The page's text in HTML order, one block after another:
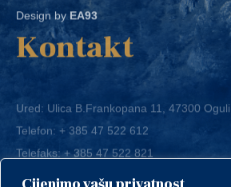
Kontakt
Ured: Ulica B.Frankopana 11, 47300 Ogulin
Telefon:+ 385 47 522 612
Telefaks: + 385 47 522 821
E-mail:grad-ogulin@ogulin.hr